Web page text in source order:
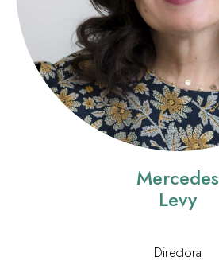
Mercedes
Levy
Directora